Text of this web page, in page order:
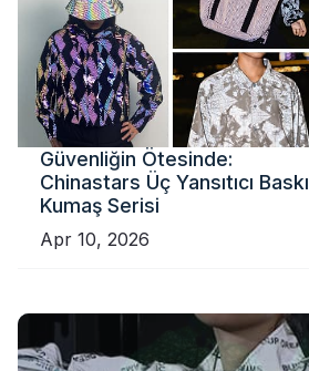
Güvenliğin Ötesinde:
Chinastars Üç Yansıtıcı Baskı
Kumaş Serisi
Apr 10, 2026